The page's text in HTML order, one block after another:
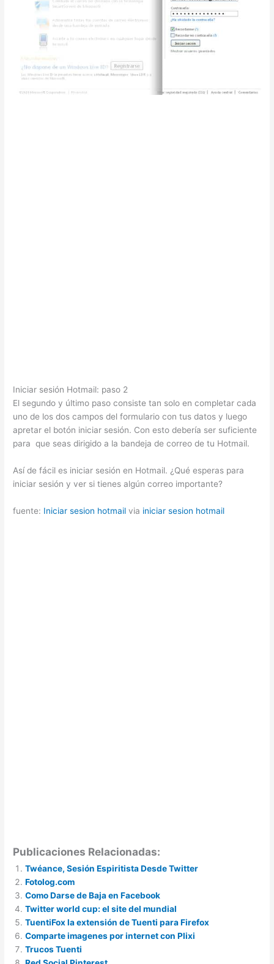
Iniciar sesión Hotmail: paso 2
El segundo y último paso consiste tan solo en completar cada
uno de los dos campos del formulario con tus datos y luego
apretar el botón iniciar sesión. Con esto debería ser suficiente
para que seas dirigido a la bandeja de correo de tu Hotmail.
Así de fácil es iniciar sesión en Hotmail. ¿Qué esperas para
iniciar sesión y ver si tienes algún correo importante?
fuente: Iniciar sesion hotmail via iniciar sesion hotmail
Publicaciones Relacionadas:
Twéance, Sesión Espiritista Desde Twitter
Fotolog.com
Como Darse de Baja en Facebook
Twitter world cup: el site del mundial
TuentiFox la extensión de Tuenti para Firefox
Comparte imagenes por internet con Plixi
Trucos Tuenti